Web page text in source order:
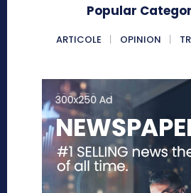
Popular
ARTICOLE OPINION